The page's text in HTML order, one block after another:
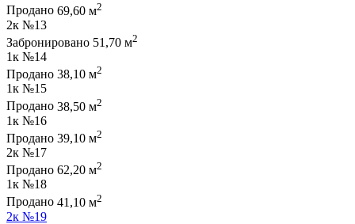
Продано 69,60 м2
2к №13
Забронировано 51,70 м2
1к №14
Продано 38,10 м2
1к №15
Продано 38,50 м2
1к №16
Продано 39,10 м2
2к №17
Продано 62,20 м2
1к №18
Продано 41,10 м2
2к №19